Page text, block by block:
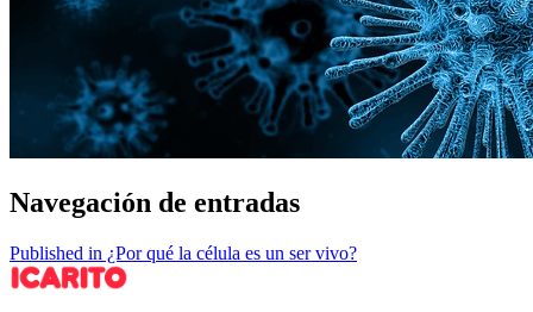
Navegación de entradas
Published in ¿Por qué la célula es un ser vivo?